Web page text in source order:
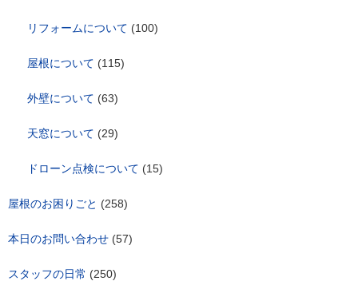
リフォームについて (100)
屋根について (115)
外壁について (63)
天窓について (29)
ドローン点検について (15)
屋根のお困りごと (258)
本日のお問い合わせ (57)
スタッフの日常 (250)